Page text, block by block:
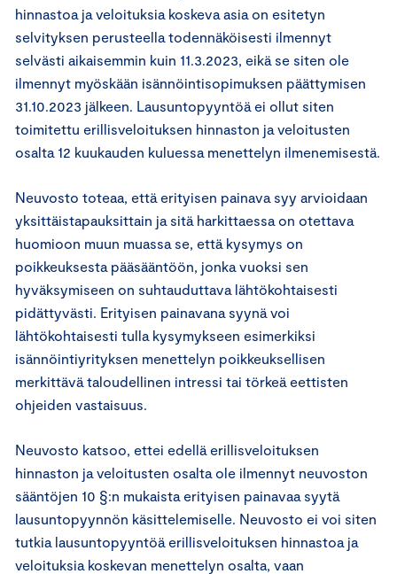
hinnastoa ja veloituksia koskeva asia on esitetyn
selvityksen perusteella todennäköisesti ilmennyt
selvästi aikaisemmin kuin 11.3.2023, eikä se siten ole
ilmennyt myöskään isännöintisopimuksen päättymisen
31.10.2023 jälkeen. Lausuntopyyntöä ei ollut siten
toimitettu erillisveloituksen hinnaston ja veloitusten
osalta 12 kuukauden kuluessa menettelyn ilmenemisestä.
Neuvosto toteaa, että erityisen painava syy arvioidaan
yksittäistapauksittain ja sitä harkittaessa on otettava
huomioon muun muassa se, että kysymys on
poikkeuksesta pääsääntöön, jonka vuoksi sen
hyväksymiseen on suhtauduttava lähtökohtaisesti
pidättyvästi. Erityisen painavana syynä voi
lähtökohtaisesti tulla kysymykseen esimerkiksi
isännöintiyrityksen menettelyn poikkeuksellisen
merkittävä taloudellinen intressi tai törkeä eettisten
ohjeiden vastaisuus.
Neuvosto katsoo, ettei edellä erillisveloituksen
hinnaston ja veloitusten osalta ole ilmennyt neuvoston
sääntöjen 10 §:n mukaista erityisen painavaa syytä
lausuntopyynnön käsittelemiselle. Neuvosto ei voi siten
tutkia lausuntopyyntöä erillisveloituksen hinnastoa ja
veloituksia koskevan menettelyn osalta, vaan